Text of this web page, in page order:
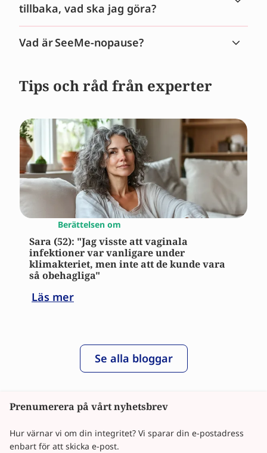
tillbaka, vad ska jag göra?
Vad är SeeMe-nopause?
Tips och råd från experter
Berättelsen om
Sara (52): "Jag visste att vaginala
infektioner var vanligare under
klimakteriet, men inte att de kunde vara
så obehagliga"
Läs mer
Se alla bloggar
Prenumerera på vårt nyhetsbrev
Hur värnar vi om din integritet? Vi sparar din e-postadress
enbart för att skicka e-post.